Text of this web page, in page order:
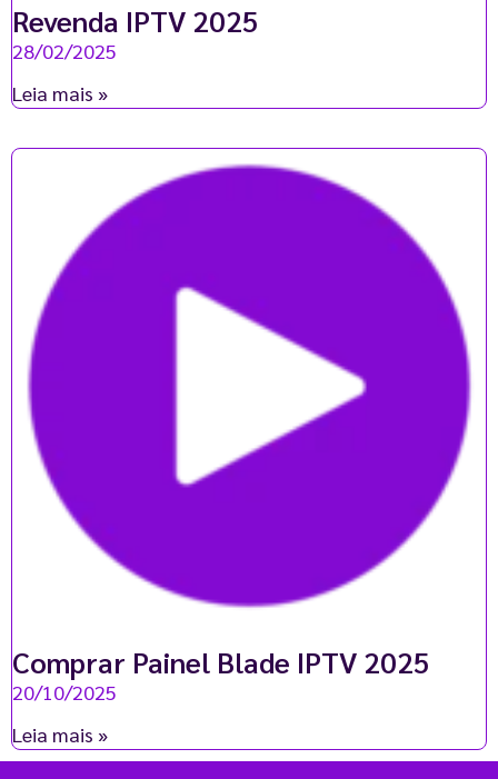
Revenda IPTV 2025
28/02/2025
Leia mais »
Comprar Painel Blade IPTV 2025
20/10/2025
Leia mais »